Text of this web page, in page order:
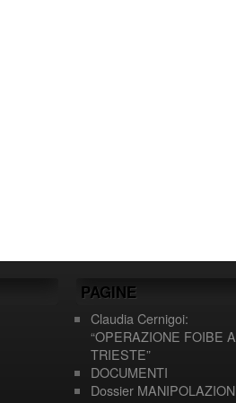
PAGINE
Claudia Cernigoi:
“OPERAZIONE FOIBE A
TRIESTE”
DOCUMENTI
Dossier